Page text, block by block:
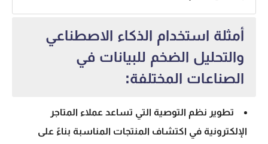
أمثلة استخدام الذكاء الاصطناعي
والتحليل الضخم للبيانات في
الصناعات المختلفة:
تطوير نظم التوصية التي تساعد عملاء المتاجر
الإلكترونية في اكتشاف المنتجات المناسبة بناءً على